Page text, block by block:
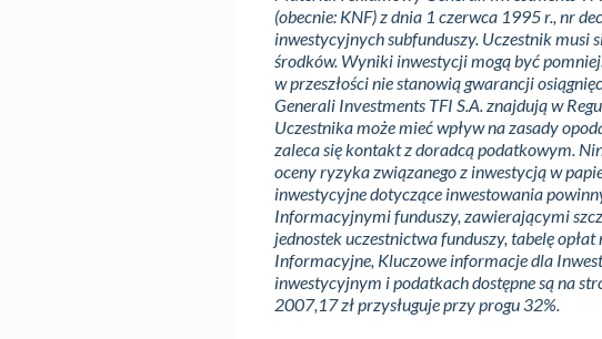
(obecnie: KNF) z dnia 1 czerwca 1995 r., nr
inwestycyjnych subfunduszy. Uczestnik
środków. Wyniki inwestycji mogą być
w przeszłości nie stanowią gwarancji
Generali Investments TFI S.A. znajdują w
Uczestnika może mieć wpływ na zasady
zaleca się kontakt z doradcą podatkowym.
oceny ryzyka związanego z inwestycją w
inwestycyjne dotyczące inwestowania
Informacyjnymi funduszy, zawierającymi
jednostek uczestnictwa funduszy, tabelę
Informacyjne, Kluczowe informacje dla
inwestycyjnym i podatkach dostępne są na
2007,17 zł przysługuje przy progu 32%.